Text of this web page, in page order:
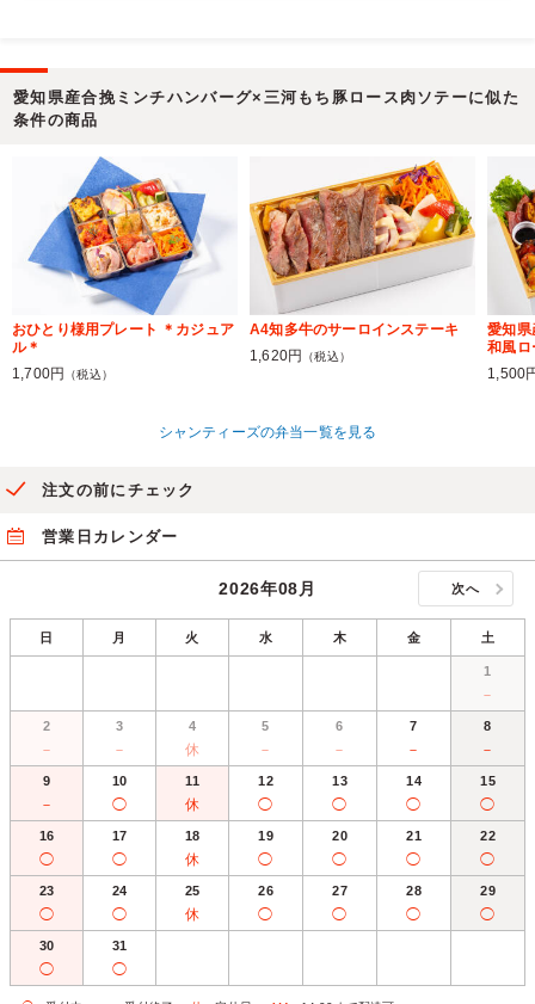
愛知県産合挽ミンチハンバーグ×三河もち豚ロース肉ソテーに似た
条件の商品
おひとり様用プレート ＊カジュア
ル＊
1,700円
（税込）
A4知多牛のサーロインステーキ
1,620円
（税込）
愛知県
和風ロ
1,500
シャンティーズの弁当一覧を見る
注文の前にチェック
営業日カレンダー
2026年08月 次へ
日 月 火 水 木 金 土
1
－
2
－
3
－
4
休
5
－
6
－
7
－
8
－
9
－
10
◯
11
休
12
◯
13
◯
14
◯
15
◯
16
◯
17
◯
18
休
19
◯
20
◯
21
◯
22
◯
23
◯
24
◯
25
休
26
◯
27
◯
28
◯
29
◯
30
◯
31
◯